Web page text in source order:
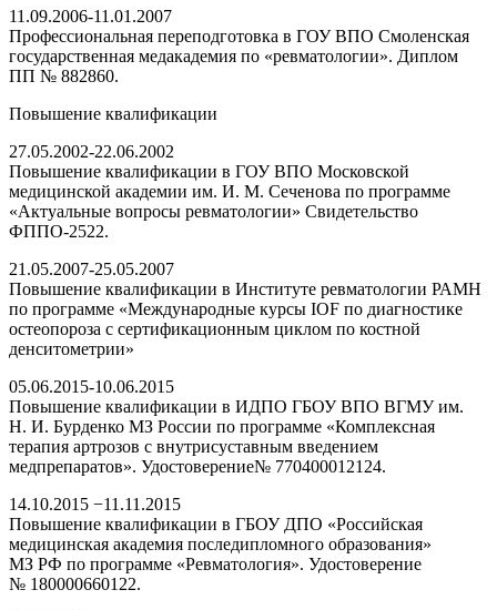
11.09.2006-11.01.2007
Профессиональная переподготовка в ГОУ ВПО Смоленская
государственная медакадемия по «ревматологии». Диплом
ПП № 882860.
Повышение квалификации
27.05.2002-22.06.2002
Повышение квалификации в ГОУ ВПО Московской
медицинской академии им. И. М. Сеченова по программе
«Актуальные вопросы ревматологии» Свидетельство
ФППО-2522.
21.05.2007-25.05.2007
Повышение квалификации в Институте ревматологии РАМН
по программе «Международные курсы IOF по диагностике
остеопороза с сертификационным циклом по костной
денситометрии»
05.06.2015-10.06.2015
Повышение квалификации в ИДПО ГБОУ ВПО ВГМУ им.
Н. И. Бурденко МЗ России по программе «Комплексная
терапия артрозов с внутрисуставным введением
медпрепаратов». Удостоверение№ 770400012124.
14.10.2015 −11.11.2015
Повышение квалификации в ГБОУ ДПО «Российская
медицинская академия последипломного образования»
МЗ РФ по программе «Ревматология». Удостоверение
№ 180000660122.